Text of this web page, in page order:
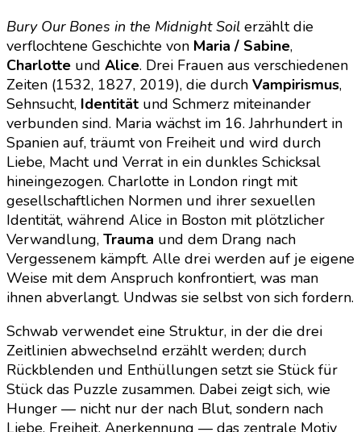
Bury Our Bones in the Midnight Soil erzählt die
verflochtene Geschichte von Maria / Sabine,
Charlotte und Alice. Drei Frauen aus verschiedenen
Zeiten (1532, 1827, 2019), die durch Vampirismus,
Sehnsucht, Identität und Schmerz miteinander
verbunden sind. Maria wächst im 16. Jahrhundert in
Spanien auf, träumt von Freiheit und wird durch
Liebe, Macht und Verrat in ein dunkles Schicksal
hineingezogen. Charlotte in London ringt mit
gesellschaftlichen Normen und ihrer sexuellen
Identität, während Alice in Boston mit plötzlicher
Verwandlung, Trauma und dem Drang nach
Vergessenem kämpft. Alle drei werden auf je eigene
Weise mit dem Anspruch konfrontiert, was man
ihnen abverlangt. Undwas sie selbst von sich fordern.
Schwab verwendet eine Struktur, in der die drei
Zeitlinien abwechselnd erzählt werden; durch
Rückblenden und Enthüllungen setzt sie Stück für
Stück das Puzzle zusammen. Dabei zeigt sich, wie
Hunger — nicht nur der nach Blut, sondern nach
Liebe, Freiheit, Anerkennung — das zentrale Motiv